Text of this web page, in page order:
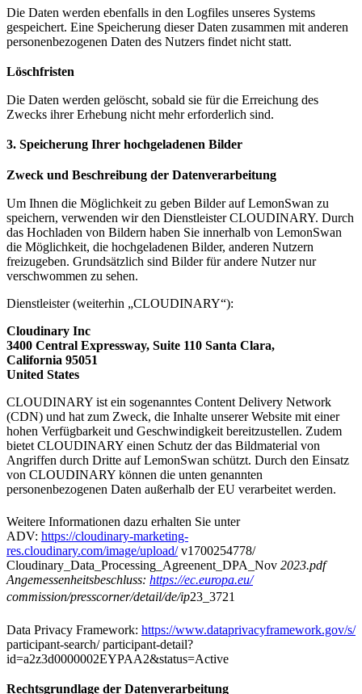
Die Daten werden ebenfalls in den Logfiles unseres Systems
gespeichert. Eine Speicherung dieser Daten zusammen mit anderen
personenbezogenen Daten des Nutzers findet nicht statt.
Löschfristen
Die Daten werden gelöscht, sobald sie für die Erreichung des
Zwecks ihrer Erhebung nicht mehr erforderlich sind.
3. Speicherung Ihrer hochgeladenen Bilder
Zweck und Beschreibung der Datenverarbeitung
Um Ihnen die Möglichkeit zu geben Bilder auf LemonSwan zu
speichern, verwenden wir den Dienstleister CLOUDINARY. Durch
das Hochladen von Bildern haben Sie innerhalb von LemonSwan
die Möglichkeit, die hochgeladenen Bilder, anderen Nutzern
freizugeben. Grundsätzlich sind Bilder für andere Nutzer nur
verschwommen zu sehen.
Dienstleister (weiterhin „CLOUDINARY“):
Cloudinary Inc
3400 Central Expressway, Suite 110 Santa Clara,
California 95051
United States
CLOUDINARY ist ein sogenanntes Content Delivery Network
(CDN) und hat zum Zweck, die Inhalte unserer Website mit einer
hohen Verfügbarkeit und Geschwindigkeit bereitzustellen. Zudem
bietet CLOUDINARY einen Schutz der das Bildmaterial von
Angriffen durch Dritte auf LemonSwan schützt. Durch den Einsatz
von CLOUDINARY können die unten genannten
personenbezogenen Daten außerhalb der EU verarbeitet werden.
Weitere Informationen dazu erhalten Sie unter
ADV: https://cloudinary-marketing-
res.cloudinary.com/image/upload/v1700254778/
Cloudinary_Data_Processing_Agreenent_DPA_Nov 2023.pdf
Angemessenheitsbeschluss: https://ec.europa.eu/
commission/presscorner/detail/de/ip23_3721
Data Privacy Framework: https://www.dataprivacyframework.gov/s/
participant-search/ participant-detail?
id=a2z3d0000002EYPAA2&status=Active
Rechtsgrundlage der Datenverarbeitung